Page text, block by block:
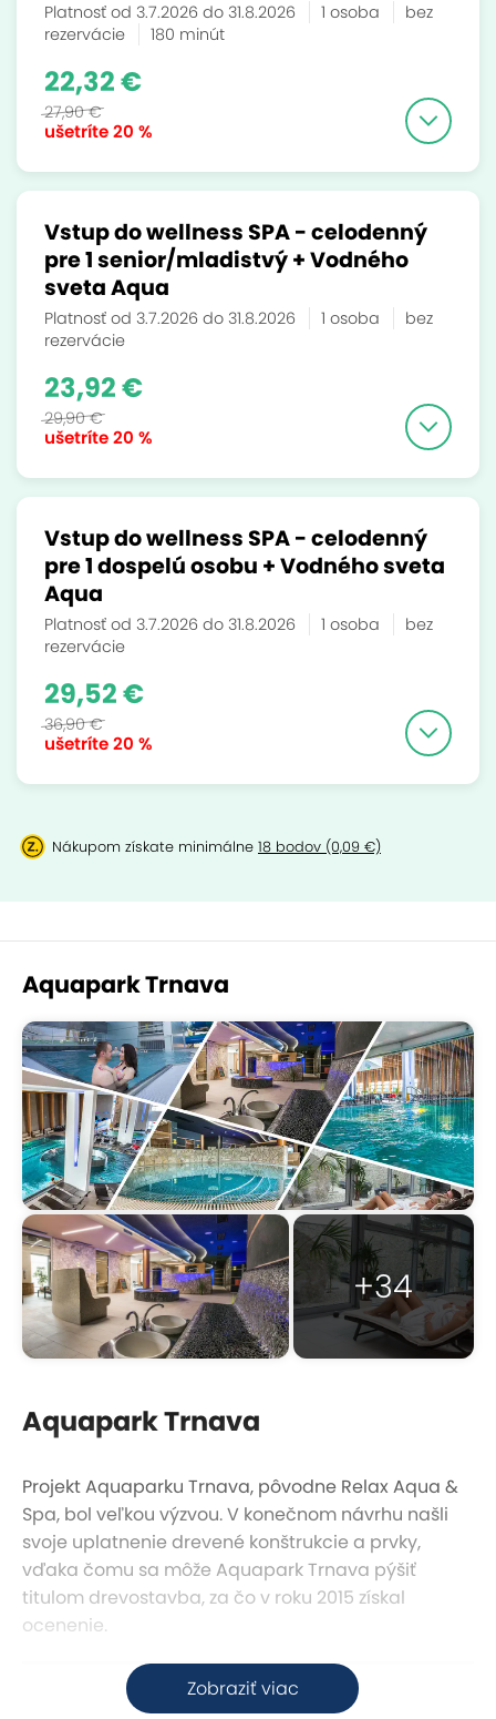
Platnosť od 3.7.2026 do 31.8.2026 1 osoba
bez
rezervácie
180 minút
ušetríte20 %
22,32 €
27,90 €
Vstup do wellness SPA - celodenný
pre 1 senior/mladistvý + Vodného
sveta Aqua
Platnosť od 3.7.2026 do 31.8.2026 1 osoba
bez
rezervácie
ušetríte20 %
23,92 €
29,90 €
Vstup do wellness SPA - celodenný
pre 1 dospelú osobu + Vodného sveta
Aqua
Platnosť od 3.7.2026 do 31.8.2026 1 osoba
bez
rezervácie
ušetríte20 %
29,52 €
36,90 €
Nákupom získate minimálne 18 bodov (0,09 €)
Aquapark Trnava
+34
Zobraziť viac
Aquapark Trnava
Projekt Aquaparku Trnava, pôvodne Relax Aqua &
Spa, bol veľkou výzvou. V konečnom návrhu našli
svoje uplatnenie drevené konštrukcie a prvky,
vďaka čomu sa môže Aquapark Trnava pýšiť
titulom drevostavba, za čo v roku 2015 získal
ocenenie.